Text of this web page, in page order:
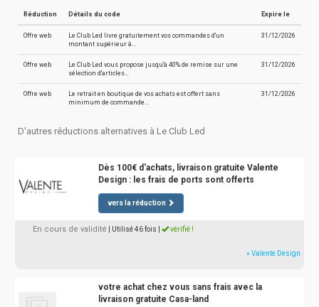
Réduction Détails du code Expire le
Offre web
Le Club Led livre gratuitement vos commandes d'un
montant supérieur à…
31/12/2026
Offre web
Le Club Led vous propose jusqu'à 40% de remise sur une
sélection d'articles…
31/12/2026
Offre web
Le retrait en boutique de vos achats est offert sans
minimum de commande…
31/12/2026
D'autres réductions alternatives à Le Club Led
Dès 100€ d'achats, livraison gratuite Valente
Design : les frais de ports sont offerts
vers la réduction
En cours de validité | Utilisé 46 fois vérifié !
» Valente Design
votre achat chez vous sans frais avec la
livraison gratuite Casa-land